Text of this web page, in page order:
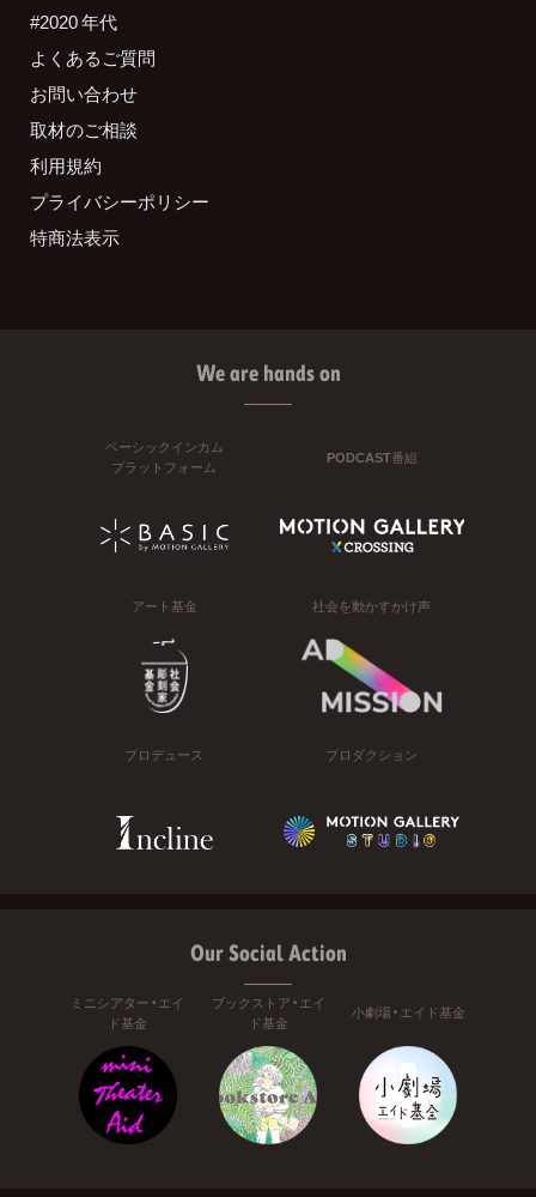
#2020 年代
よくあるご質問
お問い合わせ
取材のご相談
利用規約
プライバシーポリシー
特商法表示
We are hands on
ベーシックインカム
プラットフォーム
PODCAST番組
アート基金 社会を動かすかけ声
プロデュース プロダクション
Our Social Action
ミニシアター・エイ
ド基金
ブックストア・エイ
ド基金
小劇場・エイド基金